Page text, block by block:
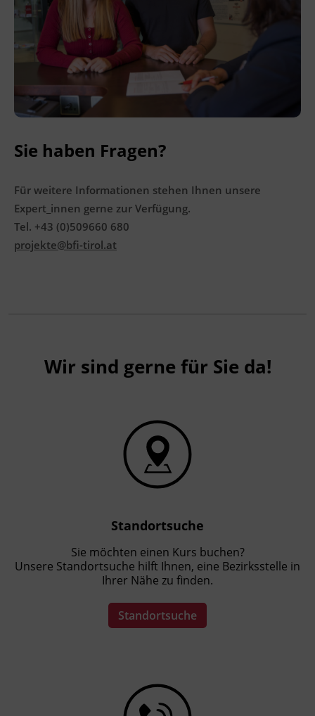
6330 Kufstein
Sie haben Fragen?
Für weitere Informationen stehen Ihnen unsere
Expert_innen gerne zur Verfügung.
Tel. +43 (0)509660 680
projekte@bfi-tirol.at
Wir sind gerne für Sie da!
Standortsuche
Sie möchten einen Kurs buchen?
Unsere Standortsuche hilft Ihnen, eine Bezirksstelle in
Ihrer Nähe zu finden.
Standortsuche